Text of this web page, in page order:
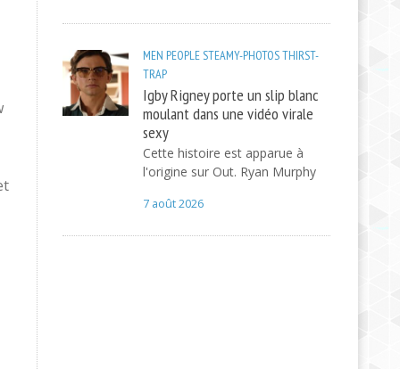
MEN PEOPLESTEAMY-PHOTOSTHIRST-
TRAP
Igby Rigney porte un slip blanc
moulant dans une vidéo virale
sexy
Cette histoire est apparue à
l'origine sur Out. Ryan Murphy
7 août 2026